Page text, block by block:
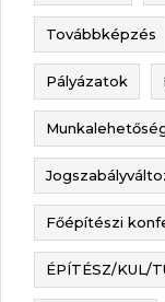
Továbbképzés
Pályázatok
Főépítészi
ÉPÍTÉSZ/KUL/